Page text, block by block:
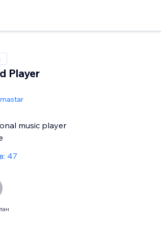
Player
music player
47